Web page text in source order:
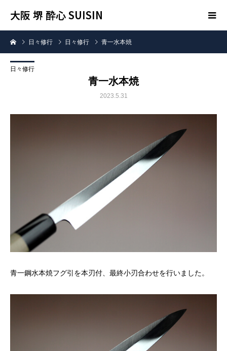
大阪 堺 酔心 SUISIN
日々修行 日々修行 青一水本焼
日々修行
青一水本焼
2023.5.31
青一鋼水本焼フグ引を本刃付、最終小刃合わせを行いました。